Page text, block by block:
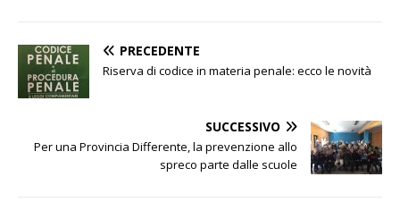
PRECEDENTE
Riserva di codice in materia penale: ecco le novità
SUCCESSIVO
Per una Provincia Differente, la prevenzione allo
spreco parte dalle scuole